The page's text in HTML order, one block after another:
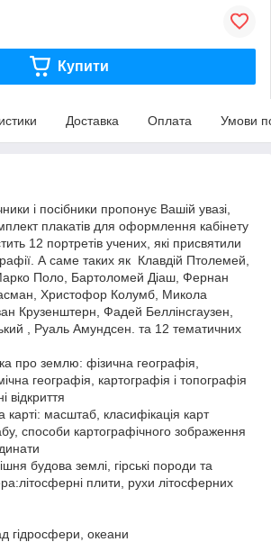
Купити
Доставка Оплата Умови
і посібники пропонує Вашій увазі,
плакатів для оформлення кабінету
12 портретів учених, які присвятили
А саме таких як Клавдій Птолемей,
Поло, Бартоломей Діаш, Фернан
Христофор Колумб, Микола
Крузенштерн, Фадей Беллінсгаузен,
, Руаль Амундсен. та 12 тематичних
про землю: фізична географія,
географія, картографія і топографія
відкриття
масштаб, класифікація карт
способи картографічного зображення
будова землі, гірські породи та
плити, рухи літосферних
гідросфери, океани